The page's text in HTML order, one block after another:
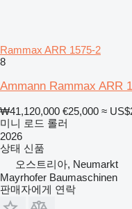
Rammax ARR 1575-2
8
Ammann Rammax ARR
₩41,120,000 €25,000 ≈
미니 로드 롤러
2026
상태 신품
오스트리아, Neumarkt
Mayrhofer Baumaschinen
판매자에게 연락